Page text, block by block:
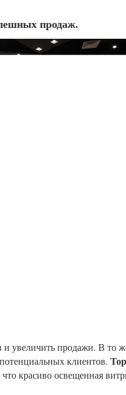
продаж.
увеличить продажи. В то
клиентов.
красиво освещенная